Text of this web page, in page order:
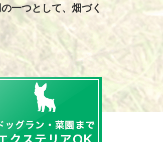
一つとして、畑づく